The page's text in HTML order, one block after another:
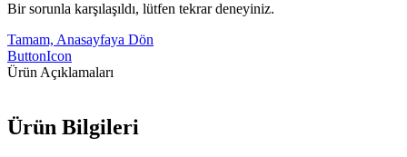
Bir sorunla karşılaşıldı, lütfen tekrar deneyiniz.
Tamam, Anasayfaya Dön
ButtonIcon
Ürün Açıklamaları
Ürün Bilgileri